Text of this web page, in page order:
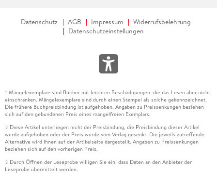
Datenschutz AGB Impressum
Widerrufsbelehrung
Datenschutzeinstellungen
1 Mängelexemplare sind Bücher mit leichten Beschädigungen, die das Lesen aber nicht
einschränken. Mängelexemplare sind durch einen Stempel als solche gekennzeichnet.
Die frühere Buchpreisbindung ist aufgehoben. Angaben zu Preissenkungen beziehen
sich auf den gebundenen Preis eines mangelfreien Exemplars.
2 Diese Artikel unterliegen nicht der Preisbindung, die Preisbindung dieser Artikel
wurde aufgehoben oder der Preis wurde vom Verlag gesenkt. Die jeweils zutreffende
Alternative wird Ihnen auf der Artikelseite dargestellt. Angaben zu Preissenkungen
beziehen sich auf den vorherigen Preis.
3 Durch Öffnen der Leseprobe willigen Sie ein, dass Daten an den Anbieter der
Leseprobe übermittelt werden.